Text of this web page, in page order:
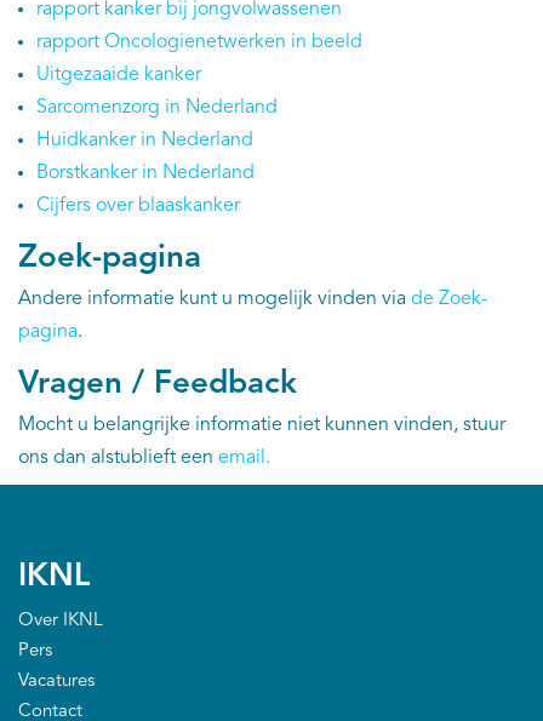
rapport kanker bij jongvolwassenen
rapport Oncologienetwerken in beeld
Uitgezaaide kanker
Sarcomenzorg in Nederland
Huidkanker in Nederland
Borstkanker in Nederland
Cijfers over blaaskanker
Zoek-pagina
Andere informatie kunt u mogelijk vinden via de Zoek-
pagina.
Vragen / Feedback
Mocht u belangrijke informatie niet kunnen vinden, stuur
ons dan alstublieft een email.
IKNL
Over IKNL
Pers
Vacatures
Contact